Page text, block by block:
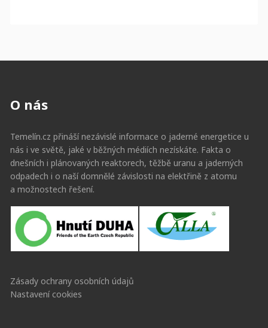
O nás
Temelín.cz přináší nezávislé informace o jaderné energetice u
nás i ve světě, jaké v běžných médiích nezískáte. Fakta o
dnešních i plánovaných reaktorech, těžbě uranu a jaderných
odpadech i o naší domnělé závislosti na elektřině z atomu
a možnostech řešení.
Zásady ochrany osobních údajů
Nastavení cookies